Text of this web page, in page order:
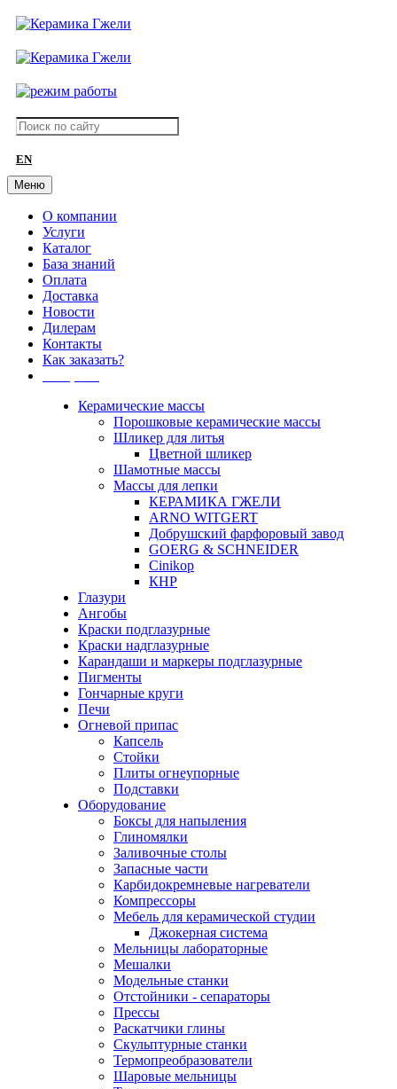
EN
Меню
О компании
Услуги
Каталог
База знаний
Оплата
Доставка
Новости
Дилерам
Контакты
Как заказать?
Керамические массы
Порошковые керамические массы
Шликер для литья
Цветной шликер
Шамотные массы
Массы для лепки
КЕРАМИКА ГЖЕЛИ
ARNO WITGERT
Добрушский фарфоровый завод
GOERG & SCHNEIDER
Cinikop
КНР
Глазури
Ангобы
Краски подглазурные
Краски надглазурные
Карандаши и маркеры подглазурные
Пигменты
Гончарные круги
Печи
Огневой припас
Капсель
Стойки
Плиты огнеупорные
Подставки
Оборудование
Боксы для напыления
Глиномялки
Заливочные столы
Запасные части
Карбидокремневые нагреватели
Компрессоры
Мебель для керамической студии
Джокерная система
Мельницы лабораторные
Мешалки
Модельные станки
Отстойники - сепараторы
Прессы
Раскатчики глины
Скульптурные станки
Термопреобразователи
Шаровые мельницы